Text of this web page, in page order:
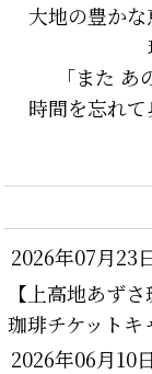
大地の豊か
「また
時間を忘れ
2026年07月23
【上高地あず
珈琲チケットキ
2026年06月10日